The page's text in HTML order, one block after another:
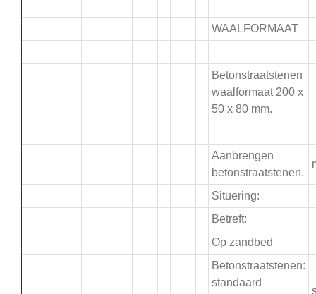
WAALFORMAAT
Betonstraatstenen
waalformaat 200 x
50 x 80 mm.
Aanbrengen
betonstraatstenen.
Situering:
Betreft:
Op zandbed
Betonstraatstenen:
standaard